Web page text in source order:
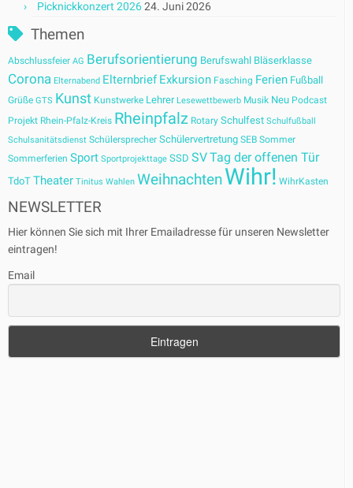
Picknickkonzert 202624. Juni 2026
Themen
Abschlussfeier AG Berufsorientierung Berufswahl Bläserklasse
Corona Elternabend Elternbrief Exkursion Fasching Ferien Fußball
Grüße GTS Kunst Kunstwerke Lehrer Lesewettbewerb Musik Neu Podcast
Projekt Rhein-Pfalz-Kreis Rheinpfalz Rotary Schulfest Schulfußball
Schulsanitätsdienst Schülersprecher Schülervertretung SEB Sommer
Sommerferien Sport Sportprojekttage SSD SVTag der offenen Tür
TdoT Theater Tinitus Wahlen WeihnachtenWihr! WihrKasten
NEWSLETTER
Hier können Sie sich mit Ihrer Emailadresse für unseren Newsletter
eintragen!
Email